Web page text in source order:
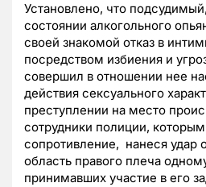
Установлено, что
состоянии алкогольного
своей знакомой отказ в
посредством избиения и
совершил в отношении нее
действия сексуального
преступлении на место
сотрудники полиции,
сопротивление, нанеся удар
область правого плеча
принимавших участие в его